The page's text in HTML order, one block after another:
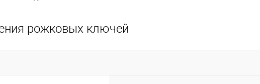
рожковых ключей